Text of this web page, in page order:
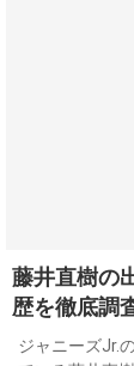
藤井直樹の
歴を徹底調
ジャニーズJr.